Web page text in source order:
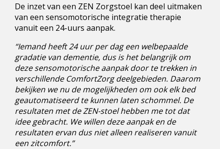
De inzet van een ZEN Zorgstoel kan deel uitmaken
van een sensomotorische integratie therapie
vanuit een 24-uurs aanpak.
“Iemand heeft 24 uur per dag een welbepaalde
gradatie van dementie, dus is het belangrijk om
deze sensomotorische aanpak door te trekken in
verschillende ComfortZorg deelgebieden. Daarom
bekijken we nu de mogelijkheden om ook elk bed
geautomatiseerd te kunnen laten schommel. De
resultaten met de ZEN-stoel hebben me tot dat
idee gebracht. We willen deze aanpak en de
resultaten ervan dus niet alleen realiseren vanuit
een zitcomfort.”